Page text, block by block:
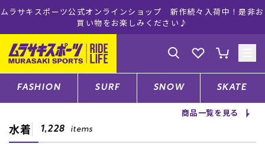
ラインショップ 新作続々入荷中！是非お
をお楽しみください♪
ムラサキスポーツ公式
ゲスト様
ログイン 会員登録
FASHION SURF SNOW SKATE
商品一覧を見る
水着 1,228 items